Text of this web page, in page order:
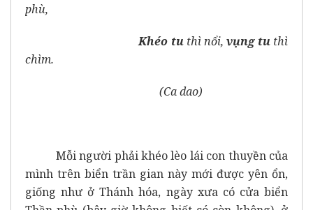
phù,
Khéo tuthì nổi,vụng tuthì
chìm.
(Ca dao)
Mỗi người phải khéo lèo lái con thuyền của
mình trên biển trần gian này mới được yên ổn,
giống như ở Thánh hóa, ngày xưa có cửa biển